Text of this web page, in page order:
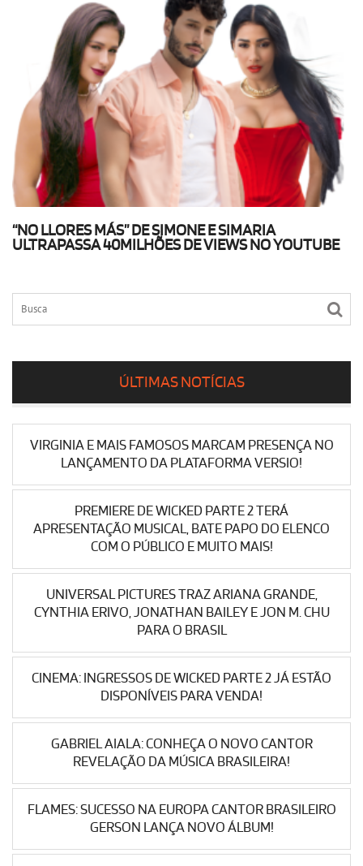
“NO LLORES MÁS” DE SIMONE E SIMARIA
ULTRAPASSA 40MILHÕES DE VIEWS NO YOUTUBE
ÚLTIMAS NOTÍCIAS
VIRGINIA E MAIS FAMOSOS MARCAM PRESENÇA NO
LANÇAMENTO DA PLATAFORMA VERSIO!
PREMIERE DE WICKED PARTE 2 TERÁ
APRESENTAÇÃO MUSICAL, BATE PAPO DO ELENCO
COM O PÚBLICO E MUITO MAIS!
UNIVERSAL PICTURES TRAZ ARIANA GRANDE,
CYNTHIA ERIVO, JONATHAN BAILEY E JON M. CHU
PARA O BRASIL
CINEMA: INGRESSOS DE WICKED PARTE 2 JÁ ESTÃO
DISPONÍVEIS PARA VENDA!
GABRIEL AIALA: CONHEÇA O NOVO CANTOR
REVELAÇÃO DA MÚSICA BRASILEIRA!
FLAMES: SUCESSO NA EUROPA CANTOR BRASILEIRO
GERSON LANÇA NOVO ÁLBUM!